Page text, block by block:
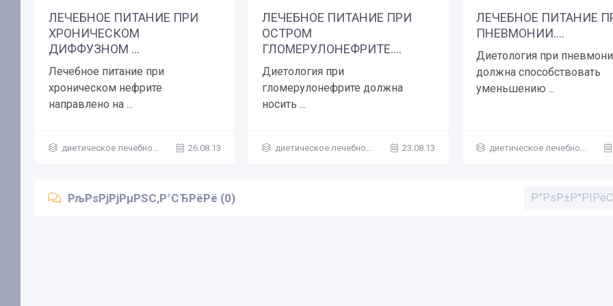
ЛЕЧЕБНОЕ ПИТАНИЕ ПРИ
ХРОНИЧЕСКОМ
ДИФФУЗНОМ ...
Лечебное питание при
хроническом нефрите
направлено на ...
диетическое лечебное питание 26.08.13
ЛЕЧЕБНОЕ ПИТАНИЕ ПРИ
ОСТРОМ
ГЛОМЕРУЛОНЕФРИТЕ....
Диетология при
гломерулонефрите должна
носить ...
диетическое лечебное питание 23.08.13
ЛЕЧЕБНОЕ ПИТАНИЕ
ПНЕВМОНИИ....
Диетология при
должна способствовать
уменьшению ...
диетическое лечебное питание
РљРѕРјРјРµРЅС‚Р°СЂРёРё (0)